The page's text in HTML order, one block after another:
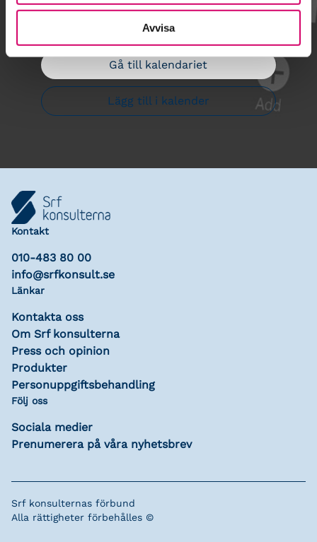
Avvisa
Gå till kalendariet
Lägg till i kalender
Kontakt
010-483 80 00
info@srfkonsult.se
Länkar
Kontakta oss
Om Srf konsulterna
Press och opinion
Produkter
Personuppgiftsbehandling
Följ oss
Sociala medier
Prenumerera på våra nyhetsbrev
Srf konsulternas förbund
Alla rättigheter förbehålles ©